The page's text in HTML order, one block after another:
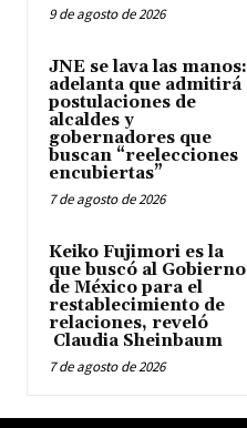
9 de agosto de 2026
JNE se lava las manos:
adelanta que admitirá
postulaciones de
alcaldes y
gobernadores que
buscan “reelecciones
encubiertas”
7 de agosto de 2026
Keiko Fujimori es la
que buscó al Gobierno
de México para el
restablecimiento de
relaciones, reveló
Claudia Sheinbaum
7 de agosto de 2026